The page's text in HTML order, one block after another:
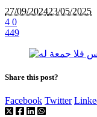
27/09/202423/05/2025
4 0
449
Share this post?
Facebook Twitter